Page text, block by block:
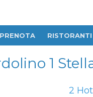
RISTORANTI
1
2